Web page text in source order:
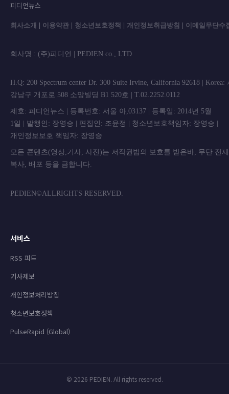
피디언뉴스
회사소개 이용약관 청소년보호정책 개인정보취급방침 이메일무단수
회사명 : (주)피디언 | PEDIEN co.,
H.Q: 200 Spectrum center Dr. 300 Suite Irvine, California 92618 | Korea:
강남구 개포로 508 소망빌딩 B1 520호 | T.02.2252.0112
제호: 피디언뉴스 | 등록번호: 서울 아,03137 | 등록일: 2014년 5월
1일 | 발행인: 장영승 | 편집인: 조윤정 | 청소년보호책임자: 장영승 |
개인정보보호 책임자: 장영승
모든 콘텐츠(영상,기사, 사진)는 저작권법의 보호를 받은바, 무단 전
복사, 배포 등을 금합니
PEDIEN©ALLRIGHTS RESERVED.
서비스
RSS 피드
기사제보
개인정보처리방침
청소년보호정책
PulseRapid (Global)
© 2026 PEDIEN. All rights reserved.